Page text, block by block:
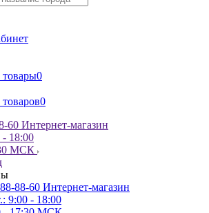
0
0
60 Интернет-магазин
18:00
МСК
88-60 Интернет-магазин
9:00 - 18:00